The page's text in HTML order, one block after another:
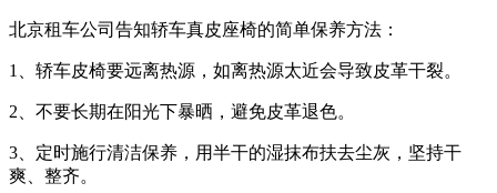
北京租车公司告知轿车真皮座椅的简单保养方法：
1、轿车皮椅要远离热源，如离热源太近会导致皮革干裂。
2、不要长期在阳光下暴晒，避免皮革退色。
3、定时施行清洁保养，用半干的湿抹布扶去尘灰，坚持干
爽、整齐。